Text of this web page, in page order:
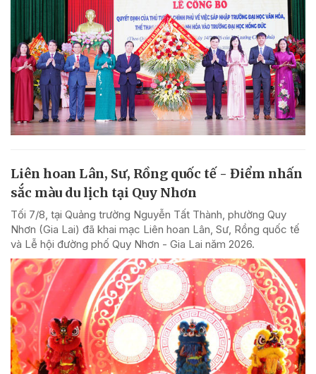
Liên hoan Lân, Sư, Rồng quốc tế - Điểm nhấn
sắc màu du lịch tại Quy Nhơn
Tối 7/8, tại Quảng trường Nguyễn Tất Thành, phường Quy
Nhơn (Gia Lai) đã khai mạc Liên hoan Lân, Sư, Rồng quốc tế
và Lễ hội đường phố Quy Nhơn - Gia Lai năm 2026.